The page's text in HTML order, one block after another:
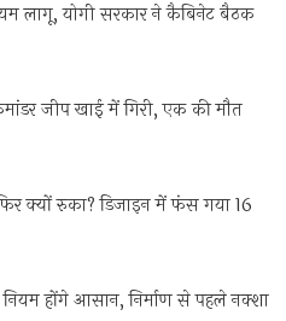
लागू, योगी सरकार ने कैबिनेट बैठक
जीप खाई में गिरी, एक की मौत
क्यों रुका? डिजाइन में फंस गया 16
नियम होंगे आसान, निर्माण से पहले नक्शा